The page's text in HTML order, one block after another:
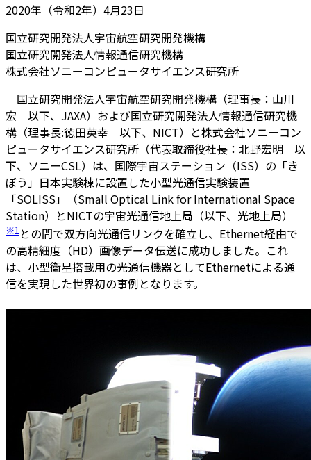
2020年（令和2年）4月23日
国立研究開発法人宇宙航空研究開発機構
国立研究開発法人情報通信研究機構
株式会社ソニーコンピュータサイエンス研究所
国立研究開発法人宇宙航空研究開発機構（理事長：山川
宏 以下、JAXA）および国立研究開発法人情報通信研究機
構（理事長:徳田英幸 以下、NICT）と株式会社ソニーコン
ピュータサイエンス研究所（代表取締役社長：北野宏明 以
下、ソニーCSL）は、国際宇宙ステーション（ISS）の「き
ぼう」日本実験棟に設置した小型光通信実験装置
「SOLISS」（Small Optical Link for International Space
Station）とNICTの宇宙光通信地上局（以下、光地上局）
※1 との間で双方向光通信リンクを確立し、Ethernet経由で
の高精細度（HD）画像データ伝送に成功しました。これ
は、小型衛星搭載用の光通信機器としてEthernetによる通
信を実現した世界初の事例となります。